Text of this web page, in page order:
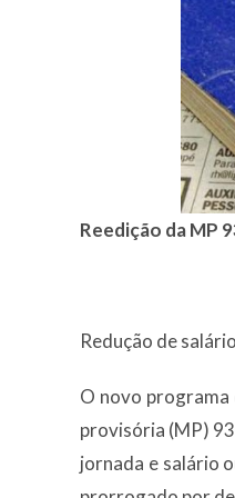
Reedição da MP
Redução de
O novo programa
provisória (MP)
jornada e salário